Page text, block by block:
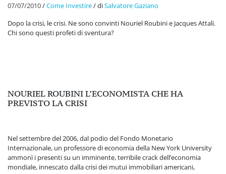
07/07/2010/Come Investire/diSalvatore Gaziano
Dopo la crisi, le crisi. Ne sono convinti Nouriel Roubini e Jacques Attali.
Chi sono questi profeti di sventura?
NOURIEL ROUBINI L’ECONOMISTA CHE HA
PREVISTO LA CRISI
Nel settembre del 2006, dal podio del Fondo Monetario
Internazionale, un professore di economia della New York University
ammonì i presenti su un imminente, terribile crack dell’economia
mondiale, innescato dalla crisi dei mutui immobiliari americani,